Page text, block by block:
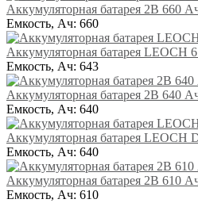
Аккумуляторная батарея 2В 660
Емкость, Ач: 660
Аккумуляторная батарея LEOCH
Емкость, Ач: 643
Аккумуляторная батарея 2В 640
Емкость, Ач: 640
Аккумуляторная батарея LEOCH
Емкость, Ач: 640
Аккумуляторная батарея 2В 610
Емкость, Ач: 610